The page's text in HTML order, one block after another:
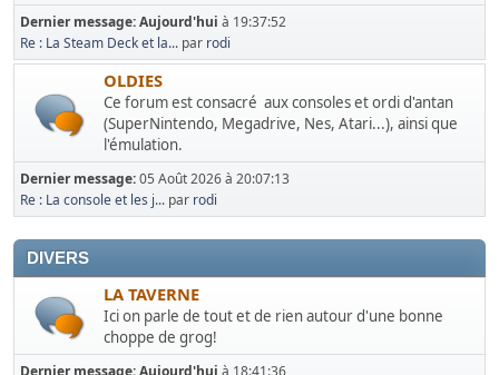
Dernier message:Aujourd'hui à 19:37:52
Re : La Steam Deck et la... par rodi
OLDIES
Ce forum est consacré aux consoles et ordi d'antan
(SuperNintendo, Megadrive, Nes, Atari...), ainsi que
l'émulation.
Dernier message:05 Août 2026 à 20:07:13
Re : La console et les j... par rodi
DIVERS
LA TAVERNE
Ici on parle de tout et de rien autour d'une bonne
choppe de grog!